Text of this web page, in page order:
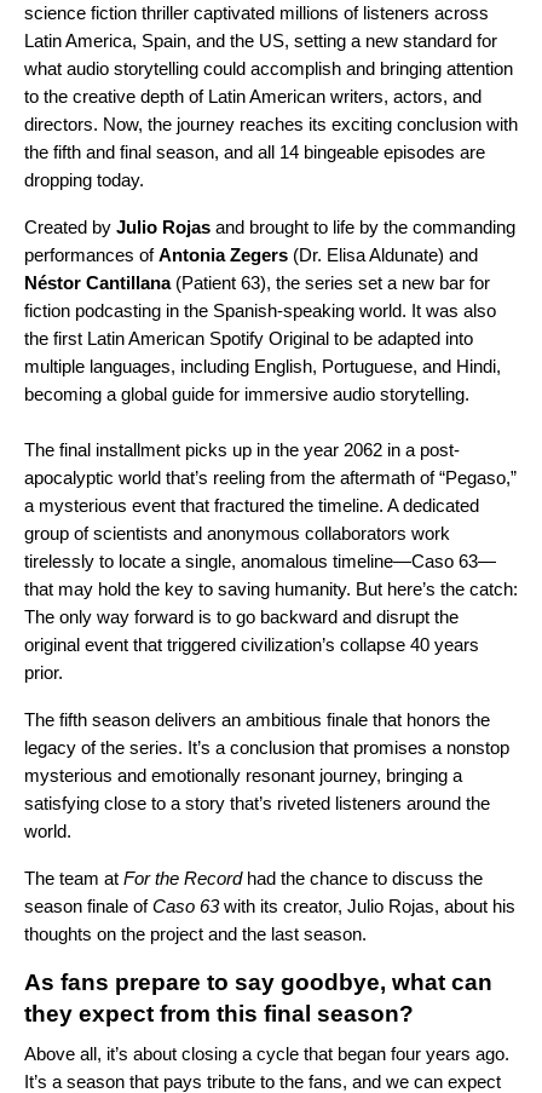
science fiction thriller captivated millions of listeners across
Latin America, Spain, and the US, setting a new standard for
what audio storytelling could accomplish and bringing attention
to the creative depth of Latin American writers, actors, and
directors. Now, the journey reaches its exciting conclusion with
the fifth and final season, and all 14 bingeable episodes are
dropping today.
Created by Julio Rojas and brought to life by the commanding
performances ofAntonia Zegers (Dr. Elisa Aldunate) and
Néstor Cantillana(Patient 63), the series set a new bar for
fiction podcasting in the Spanish-speaking world. It was also
the first Latin American Spotify Original to be adapted into
multiple languages, including English, Portuguese, and Hindi,
becoming a global guide for immersive audio storytelling.
The final installment picks up in the year 2062 in a post-
apocalyptic world that’s reeling from the aftermath of “Pegaso,”
a mysterious event that fractured the timeline. A dedicated
group of scientists and anonymous collaborators work
tirelessly to locate a single, anomalous timeline—Caso 63—
that may hold the key to saving humanity. But here’s the catch:
The only way forward is to go backward and disrupt the
original event that triggered civilization’s collapse 40 years
prior.
The fifth season delivers an ambitious finale that honors the
legacy of the series. It’s a conclusion that promises a nonstop
mysterious and emotionally resonant journey, bringing a
satisfying close to a story that’s riveted listeners around the
world.
The team at For the Recordhad the chance to discuss the
season finale ofCaso 63with its creator, Julio Rojas, about his
thoughts on the project and the last season.
As fans prepare to say goodbye, what can
they expect from this final season?
Above all, it’s about closing a cycle that began four years ago.
It’s a season that pays tribute to the fans, and we can expect